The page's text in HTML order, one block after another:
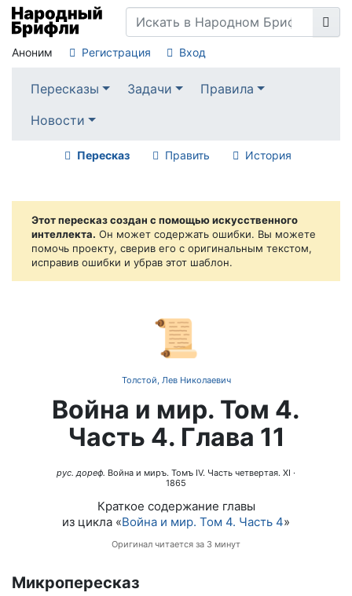
Аноним Регистрация Вход
Пересказы Задачи
Правила
Новости
Пересказ Править История
Этот пересказ создан с помощью искусственного
интеллекта. Он может содержать ошибки. Вы можете
помочь проекту, сверив его с оригинальным текстом,
исправив ошибки и убрав этот шаблон.
📜
Толстой, Лев Николаевич
Война и мир. Том 4.
Часть 4. Глава 11
рус. дореф. Война и миръ. Томъ IV. Часть четвертая. XI ·
1865
Краткое содержание главы
из цикла «Война и мир. Том 4. Часть 4»
Оригинал читается за 3 минут
Микропересказ